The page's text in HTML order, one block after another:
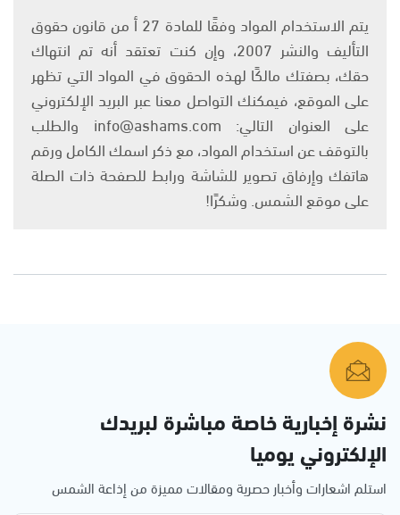
يتم الاستخدام المواد وفقًا للمادة 27 أ من قانون حقوق
التأليف والنشر 2007، وإن كنت تعتقد أنه تم انتهاك
حقك، بصفتك مالكًا لهذه الحقوق في المواد التي تظهر
على الموقع، فيمكنك التواصل معنا عبر البريد الإلكتروني
على العنوان التالي: info@ashams.com والطلب
بالتوقف عن استخدام المواد، مع ذكر اسمك الكامل ورقم
هاتفك وإرفاق تصوير للشاشة ورابط للصفحة ذات الصلة
على موقع الشمس. وشكرًا!
نشرة إخبارية خاصة مباشرة لبريدك
الإلكتروني يوميا
استلم اشعارات وأخبار حصرية ومقالات مميزة من إذاعة الشمس